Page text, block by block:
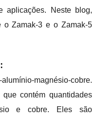
aplicações. Neste blog,
o Zamak-3 e o Zamak-5
magnésio-cobre.
contém quantidades
e cobre. Eles são